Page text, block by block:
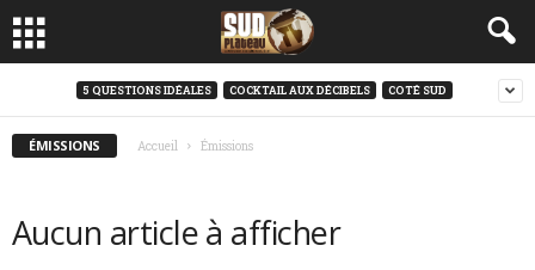
5 QUESTIONS IDÉALES COCKTAIL AUX DÉCIBELS COTÉ SUD
ÉMISSIONS Accueil Émissions
Aucun article à afficher